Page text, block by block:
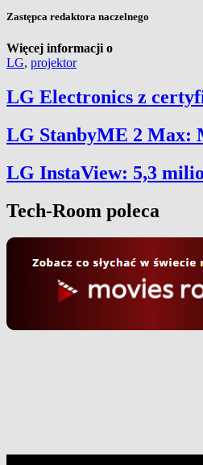
Zastępca redaktora naczelnego
Więcej informacji o
LG, projektor
LG Electronics z
LG StanbyME 2 Max:
LG InstaView: 5,3
Tech-Room poleca